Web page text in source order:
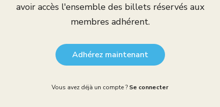
avoir accès l'ensemble des billets réservés aux
membres adhérent.
Adhérez maintenant
Vous avez déjà un compte ? Se connecter